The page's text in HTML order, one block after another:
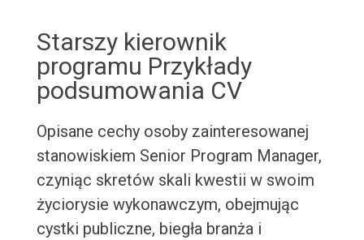
Starszy kierownik
programu Przykłady
podsumowania CV
Opisane cechy osoby zainteresowanej
stanowiskiem Senior Program Manager,
czyniąc skretów skali kwestii w swoim
życiorysie wykonawczym, obejmując
cystki publiczne, biegła branża i